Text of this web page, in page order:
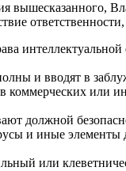
вышесказанного,
интеллектуальной
и вводят в
коммерческих или
должной
и иные элементы
или